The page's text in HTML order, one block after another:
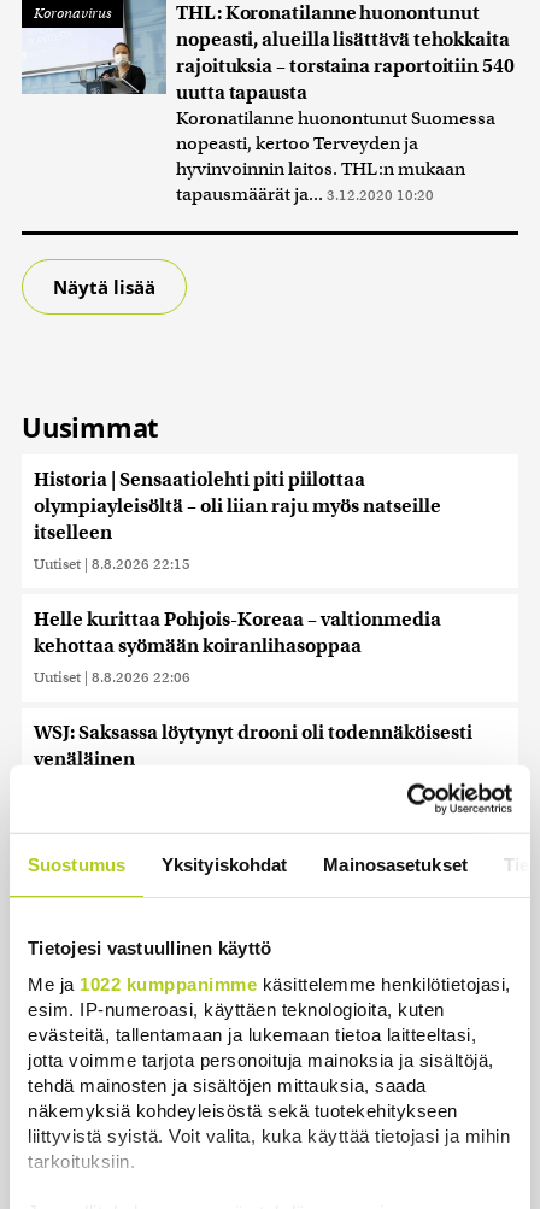
Suostumus Yksityiskohdat Mainosasetukset
Tietojesi vastuullinen käyttö
Me ja 1022 kumppanimme käsittelemme henkilötietojasi,
esim. IP-numeroasi, käyttäen teknologioita, kuten
evästeitä, tallentamaan ja lukemaan tietoa laitteeltasi,
jotta voimme tarjota personoituja mainoksia ja sisältöjä,
tehdä mainosten ja sisältöjen mittauksia, saada
näkemyksiä kohdeyleisöstä sekä tuotekehitykseen
liittyvistä syistä. Voit valita, kuka käyttää tietojasi ja mihin
tarkoituksiin.
Koronavirus
THL: Koronatilanne huonontunut
nopeasti, alueilla lisättävä tehokkaita
rajoituksia – torstaina raportoitiin 540
uutta tapausta
Koronatilanne huonontunut Suomessa
nopeasti, kertoo Terveyden ja
hyvinvoinnin laitos. THL:n mukaan
tapausmäärät ja... 3.12.2020 10:20
Näytä lisää
Uusimmat
Historia | Sensaatiolehti piti piilottaa
olympiayleisöltä – oli liian raju myös natseille
itselleen
Uutiset | 8.8.2026 22:15
Helle kurittaa Pohjois-Koreaa – valtionmedia
kehottaa syömään koiranlihasoppaa
Uutiset | 8.8.2026 22:06
WSJ: Saksassa löytynyt drooni oli todennäköisesti
venäläinen
metsästyskausi käynnistyy Suomessa
Uutiset | 8.8.2026 15:00
Bulgariassa on räjähtänyt drooni lähellä Romanian
rajaa
Uutiset | 8.8.2026 14:40
HS: Kaikkonen puoluejohtajien ykkönen
Uutiset | 8.8.2026 13:09
Ursa on myynyt ennätysmäärän pimennyslaseja